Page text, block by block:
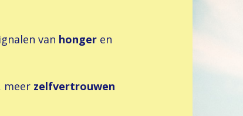
van honger en
meer zelfvertrouwen